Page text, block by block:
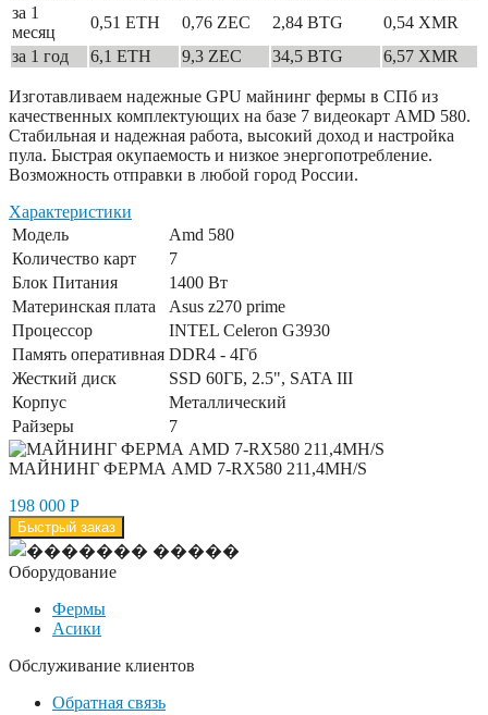
за 1
месяц
0,51 ETH 0,76 ZEC 2,84 BTG
0,54 XMR
за 1 год
6,1 ETH 9,3 ZEC 34,5 BTG 6,57 XMR
Изготавливаем надежные GPU майнинг фермы в СПб из
качественных комплектующих на базе 7 видеокарт AMD 580.
Стабильная и надежная работа, высокий доход и настройка
пула. Быстрая окупаемость и низкое энергопотребление.
Возможность отправки в любой город России.
Характеристики
Модель
Amd 580
Количество карт
7
Блок Питания
1400 Вт
Материнская плата
Asus z270 prime
Процессор
INTEL Celeron G3930
Память оперативная DDR4 - 4Гб
Жесткий диск
SSD 60ГБ, 2.5", SATA III
Корпус
Металлический
Райзеры
7
МАЙНИНГ ФЕРМА AMD 7-RX580 211,4MH/S
198 000 Р
Быстрый заказ
Оборудование
Фермы
Асики
Обслуживание клиентов
Обратная связь